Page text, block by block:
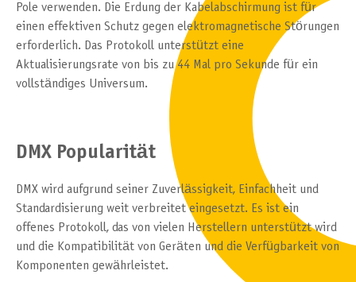
Pole verwenden. Die Erdung der Kabelabschirmung ist für
einen effektiven Schutz gegen elektromagnetische Störungen
erforderlich. Das Protokoll unterstützt eine
Aktualisierungsrate von bis zu 44 Mal pro Sekunde für ein
vollständiges Universum.
DMX Popularität
DMX wird aufgrund seiner Zuverlässigkeit, Einfachheit und
Standardisierung weit verbreitet eingesetzt. Es ist ein
offenes Protokoll, das von vielen Herstellern unterstützt wird
und die Kompatibilität von Geräten und die Verfügbarkeit von
Komponenten gewährleistet.